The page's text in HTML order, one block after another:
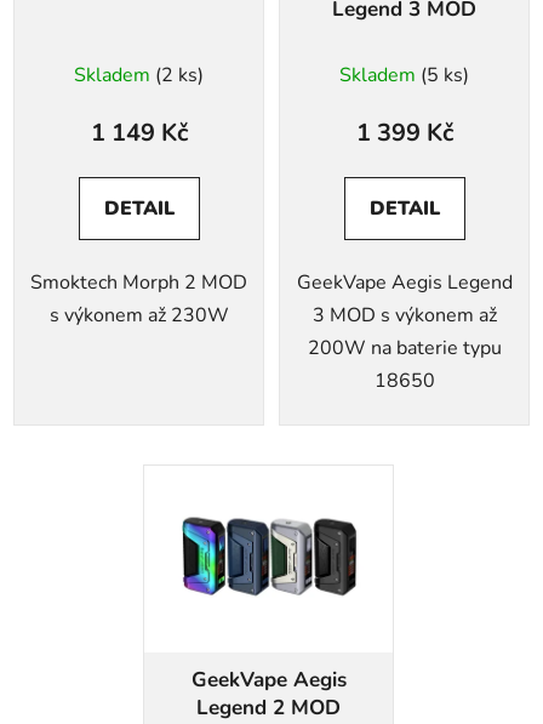
Skladem (2 ks)
1 149 Kč
DETAIL
Smoktech Morph 2 MOD
s výkonem až 230W
Legend 3 MOD
Skladem (5 ks)
1 399 Kč
DETAIL
GeekVape Aegis Legend
3 MOD s výkonem až
200W na baterie typu
18650
GeekVape Aegis
Legend 2 MOD